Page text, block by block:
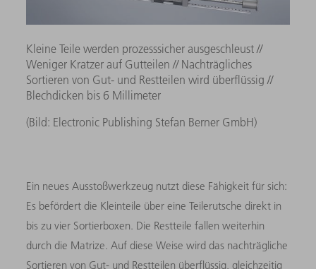
Kleine Teile werden prozesssicher ausgeschleust //
Weniger Kratzer auf Gutteilen // Nachträgliches
Sortieren von Gut- und Restteilen wird überflüssig //
Blechdicken bis 6 Millimeter
(Bild: Electronic Publishing Stefan Berner GmbH)
Ein neues Ausstoßwerkzeug nutzt diese Fähigkeit für sich:
Es befördert die Kleinteile über eine Teilerutsche direkt in
bis zu vier Sortierboxen. Die Restteile fallen weiterhin
durch die Matrize. Auf diese Weise wird das nachträgliche
Sortieren von Gut- und Restteilen überflüssig, gleichzeitig